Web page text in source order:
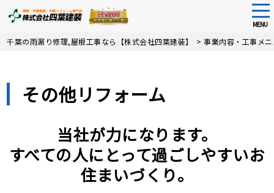
Skip
MENU
千葉の雨漏り修理,屋根工事なら【株式会社四葉建装】 >事業内容・工事メ
その他リフォーム
当社が力になります。
すべての人にとって過ごしやすいお
住まいづくり。